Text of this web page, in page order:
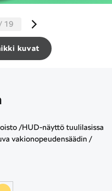
kuvat
19
/HUD-näyttö tuulilasissa
vakionopeudensäädin /